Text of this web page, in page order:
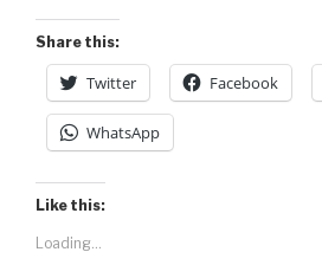
Share this:
Twitter Facebook
WhatsApp
Like this:
Loading...